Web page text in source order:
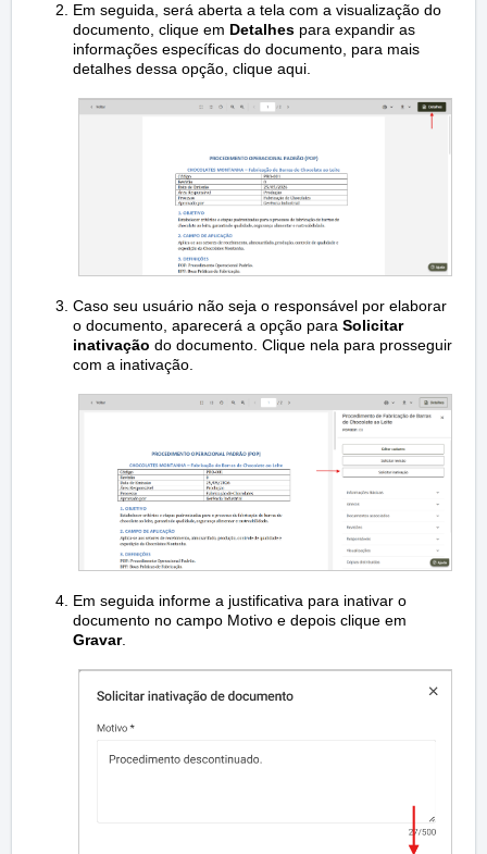
Em seguida, será aberta a tela com a visualização do
documento, clique em Detalhes para expandir as
informações específicas do documento, para mais
detalhes dessa opção, clique aqui
Caso seu usuário não seja o responsável por elaborar
o documento, aparecerá a opção para Solicitar
inativação do documento. Clique nela para prosseguir
com a inativação.
Em seguida informe a justificativa para inativar o
documento no campo Motivo e depois clique em
Gravar.